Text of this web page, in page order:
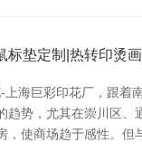
垫定制|热转印烫
海巨彩印花厂，跟
势，尤其在崇川区
使商场趋于感性。